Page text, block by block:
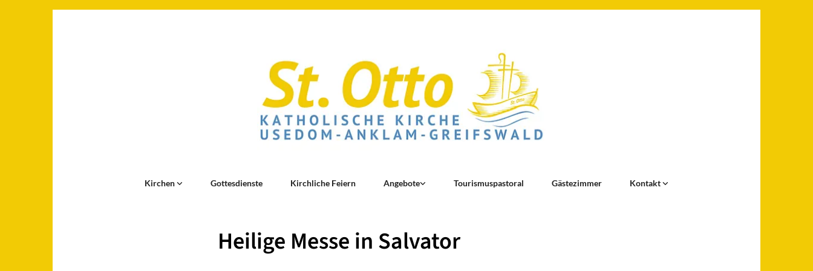
Kirchen Gottesdienste Kirchliche Feiern Angebote Tourismuspastoral Gästezimmer Kontakt
Heilige Messe in Salvator